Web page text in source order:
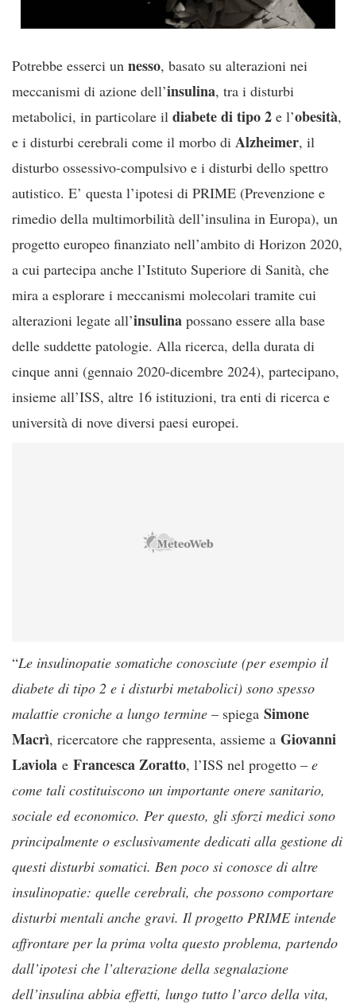
Potrebbe esserci un nesso, basato su alterazioni nei
meccanismi di azione dell’insulina, tra i disturbi
metabolici, in particolare il diabete di tipo 2 e l’obesità,
e i disturbi cerebrali come il morbo di Alzheimer, il
disturbo ossessivo-compulsivo e i disturbi dello spettro
autistico. E’ questa l’ipotesi di PRIME (Prevenzione e
rimedio della multimorbilità dell’insulina in Europa), un
progetto europeo finanziato nell’ambito di Horizon 2020,
a cui partecipa anche l’Istituto Superiore di Sanità, che
mira a esplorare i meccanismi molecolari tramite cui
alterazioni legate all’insulina possano essere alla base
delle suddette patologie. Alla ricerca, della durata di
cinque anni (gennaio 2020-dicembre 2024), partecipano,
insieme all’ISS, altre 16 istituzioni, tra enti di ricerca e
università di nove diversi paesi europei.
“Le insulinopatie somatiche conosciute (per esempio il
diabete di tipo 2 e i disturbi metabolici) sono spesso
malattie croniche a lungo termine – spiega Simone
Macrì, ricercatore che rappresenta, assieme a Giovanni
Laviola e Francesca Zoratto, l’ISS nel progetto – e
come tali costituiscono un importante onere sanitario,
sociale ed economico. Per questo, gli sforzi medici sono
principalmente o esclusivamente dedicati alla gestione di
questi disturbi somatici. Ben poco si conosce di altre
insulinopatie: quelle cerebrali, che possono comportare
disturbi mentali anche gravi. Il progetto PRIME intende
affrontare per la prima volta questo problema, partendo
dall’ipotesi che l’alterazione della segnalazione
dell’insulina abbia effetti, lungo tutto l’arco della vita,